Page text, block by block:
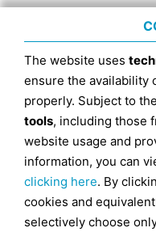
The website uses
ensure the availability
properly. Subject to
tools, including those
website usage and
information, you can
clicking here. By
cookies and equivalent
selectively choose